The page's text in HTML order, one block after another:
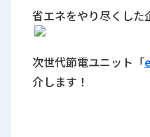
問ル
マ
登
録
省エネをやり尽くした
次世代節電ユニット「
介します！